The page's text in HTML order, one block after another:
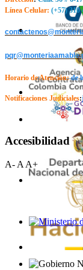
Línea Celular: (+57) 310
Horario de Atención: de
Notificaciones Judiciales:
Accesibilidad
A- A A+